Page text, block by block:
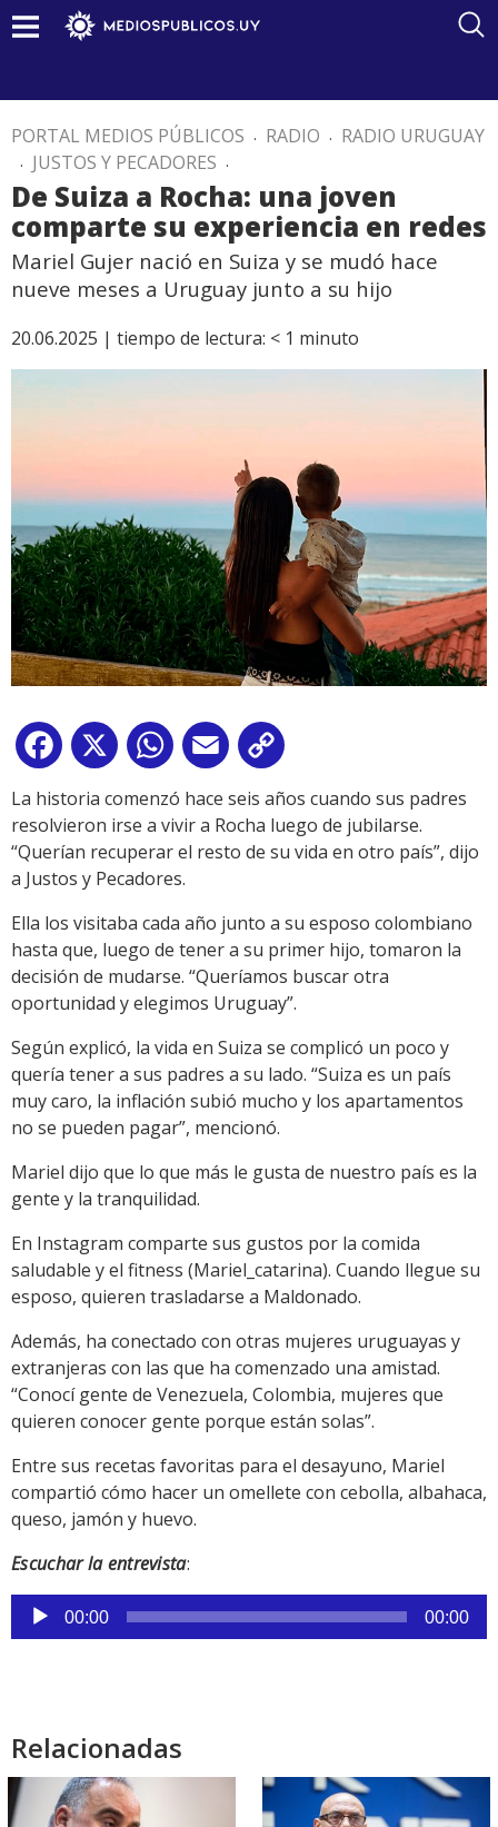
PORTAL MEDIOS PÚBLICOS . RADIO . RADIO URUGUAY
. JUSTOS Y PECADORES .
De Suiza a Rocha: una joven
comparte su experiencia en redes
Mariel Gujer nació en Suiza y se mudó hace
nueve meses a Uruguay junto a su hijo
20.06.2025 | tiempo de lectura: < 1 minuto
Facebook
X WhatsApp
Email
Link
La historia comenzó hace seis años cuando sus padres
resolvieron irse a vivir a Rocha luego de jubilarse.
“Querían recuperar el resto de su vida en otro país”, dijo
a Justos y Pecadores.
Ella los visitaba cada año junto a su esposo colombiano
hasta que, luego de tener a su primer hijo, tomaron la
decisión de mudarse. “Queríamos buscar otra
oportunidad y elegimos Uruguay”.
Según explicó, la vida en Suiza se complicó un poco y
quería tener a sus padres a su lado. “Suiza es un país
muy caro, la inflación subió mucho y los apartamentos
no se pueden pagar”, mencionó.
Mariel dijo que lo que más le gusta de nuestro país es la
gente y la tranquilidad.
En Instagram comparte sus gustos por la comida
saludable y el fitness (Mariel_catarina). Cuando llegue su
esposo, quieren trasladarse a Maldonado.
Además, ha conectado con otras mujeres uruguayas y
extranjeras con las que ha comenzado una amistad.
“Conocí gente de Venezuela, Colombia, mujeres que
quieren conocer gente porque están solas”.
Entre sus recetas favoritas para el desayuno, Mariel
compartió cómo hacer un omellete con cebolla, albahaca,
queso, jamón y huevo.
Escuchar la entrevista:
Reproductor
de
00:00 00:00
Relacionadas